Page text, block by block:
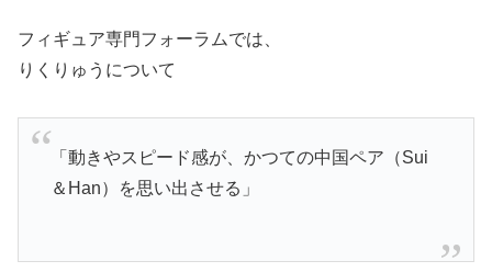
フィギュア専門フォーラムでは、
りくりゅうについて
「動きやスピード感が、かつての中国ペア（Sui
＆Han）を思い出させる」